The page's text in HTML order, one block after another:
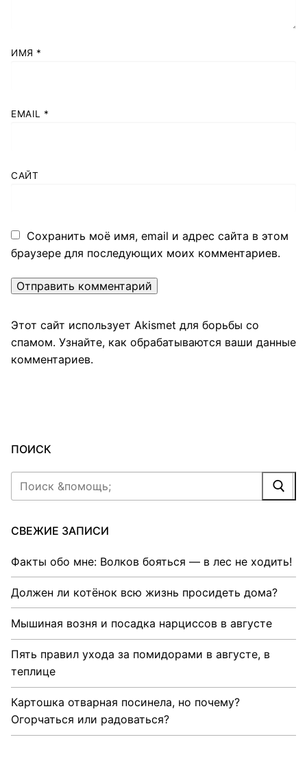
ИМЯ *
EMAIL *
САЙТ
Сохранить моё имя, email и адрес сайта в этом
браузере для последующих моих комментариев.
Этот сайт использует Akismet для борьбы со
спамом. Узнайте, как обрабатываются ваши данные
комментариев.
ПОИСК
Найти:
СВЕЖИЕ ЗАПИСИ
Факты обо мне: Волков бояться — в лес не ходить!
Должен ли котёнок всю жизнь просидеть дома?
Мышиная возня и посадка нарциссов в августе
Пять правил ухода за помидорами в августе, в
теплице
Картошка отварная посинела, но почему?
Огорчаться или радоваться?